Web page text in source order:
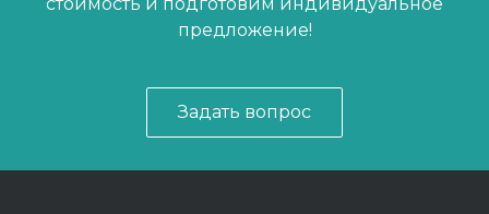
стоимость и подготовим индивидуальное
предложение!
Задать вопрос